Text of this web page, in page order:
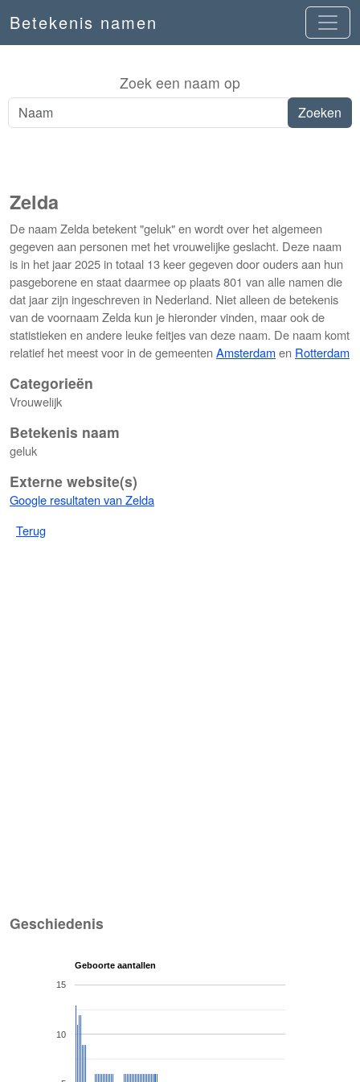
Betekenis namen
Zoek een naam op
Zelda
De naam Zelda betekent "geluk" en wordt over het algemeen
gegeven aan personen met het vrouwelijke geslacht. Deze naam
is in het jaar 2025 in totaal 13 keer gegeven door ouders aan hun
pasgeborene en staat daarmee op plaats 801 van alle namen die
dat jaar zijn ingeschreven in Nederland. Niet alleen de betekenis
van de voornaam Zelda kun je hieronder vinden, maar ook de
statistieken en andere leuke feitjes van deze naam. De naam komt
relatief het meest voor in de gemeenten Amsterdamen Rotterdam
Categorieën
Vrouwelijk
Betekenis naam
geluk
Externe website(s)
Google resultaten van Zelda
Terug
Geschiedenis
Geboorte aantallen
10
15